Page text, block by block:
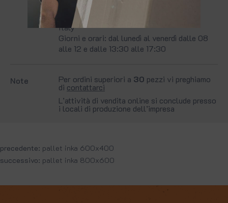
Brutti Giancarlo S.r.l. Strada Bancole-
Roverbella 82, 46045 Marmirolo (MN) -
Italy
Giorni e orari: dal lunedì al venerdì dalle 08
alle 12 e dalle 13:30 alle 17:30
Note Per ordini superiori a 30 pezzi vi preghiamo
di contattarci
L’attività di vendita online si conclude presso
i locali di produzione dell’impresa
precedente: pallet inka 600x400
successivo: pallet inka 800x600